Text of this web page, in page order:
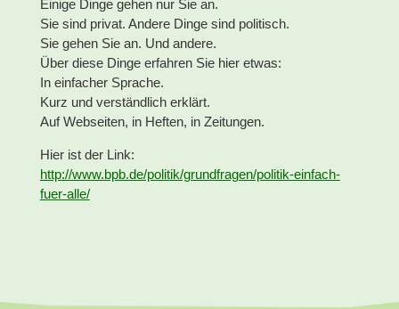
Einige Dinge gehen nur Sie an.
Sie sind privat. Andere Dinge sind politisch.
Sie gehen Sie an. Und andere.
Über diese Dinge erfahren Sie hier etwas:
In einfacher Sprache.
Kurz und verständlich erklärt.
Auf Webseiten, in Heften, in Zeitungen.
Hier ist der Link:
http://www.bpb.de/politik/grundfragen/politik-einfach-
fuer-alle/